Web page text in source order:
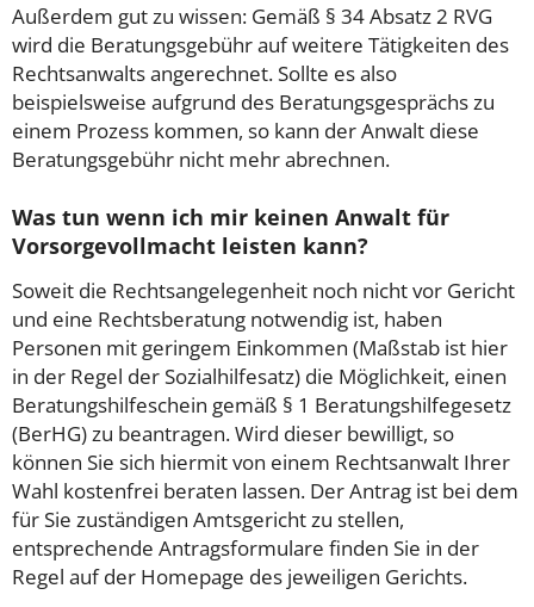
Außerdem gut zu wissen: Gemäß § 34 Absatz 2 RVG
wird die Beratungsgebühr auf weitere Tätigkeiten des
Rechtsanwalts angerechnet. Sollte es also
beispielsweise aufgrund des Beratungsgesprächs zu
einem Prozess kommen, so kann der Anwalt diese
Beratungsgebühr nicht mehr abrechnen.
Was tun wenn ich mir keinen Anwalt für
Vorsorgevollmacht leisten kann?
Soweit die Rechtsangelegenheit noch nicht vor Gericht
und eine Rechtsberatung notwendig ist, haben
Personen mit geringem Einkommen (Maßstab ist hier
in der Regel der Sozialhilfesatz) die Möglichkeit, einen
Beratungshilfeschein gemäß § 1 Beratungshilfegesetz
(BerHG) zu beantragen. Wird dieser bewilligt, so
können Sie sich hiermit von einem Rechtsanwalt Ihrer
Wahl kostenfrei beraten lassen. Der Antrag ist bei dem
für Sie zuständigen Amtsgericht zu stellen,
entsprechende Antragsformulare finden Sie in der
Regel auf der Homepage des jeweiligen Gerichts.